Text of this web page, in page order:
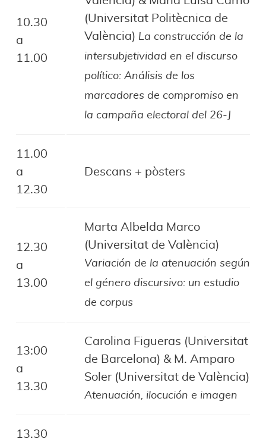
10.30
a
11.00
(Universitat Politècnica de
València) La construcción de la
intersubjetividad en el discurso
político: Análisis de los
marcadores de compromiso en
la campaña electoral del 26-J
11.00
a
12.30
Descans + pòsters
12.30
a
13.00
Marta Albelda Marco
(Universitat de València)
Variación de la atenuación según
el género discursivo: un estudio
de corpus
13:00
a
13.30
Carolina Figueras (Universitat
de Barcelona) & M. Amparo
Soler (Universitat de València)
Atenuación, ilocución e imagen
13.30